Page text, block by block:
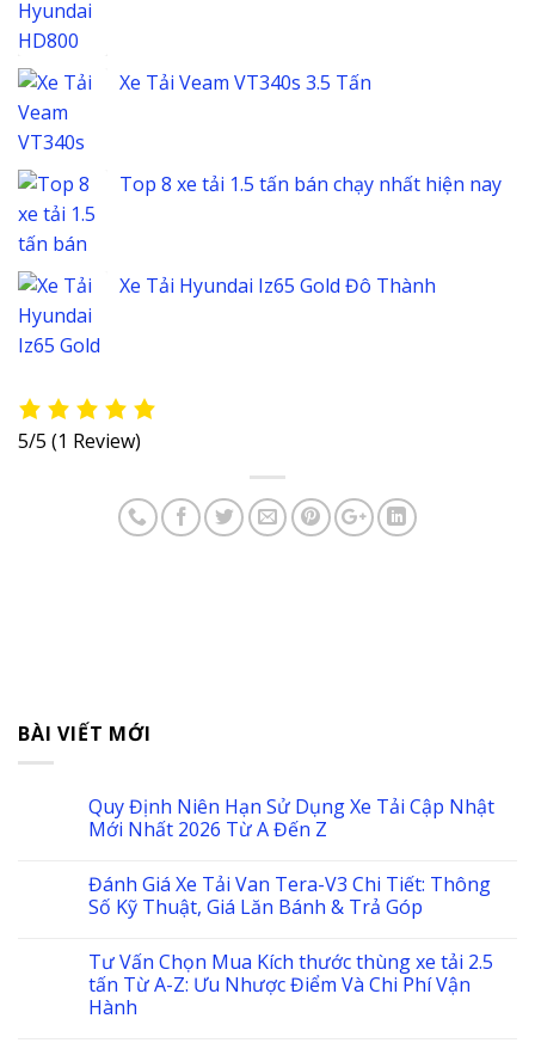
Xe Tải Veam VT340s 3.5 Tấn
Top 8 xe tải 1.5 tấn bán chạy nhất hiện nay
Xe Tải Hyundai Iz65 Gold Đô Thành
5/5 (1 Review)
BÀI VIẾT MỚI
Quy Định Niên Hạn Sử Dụng Xe Tải Cập Nhật
Mới Nhất 2026 Từ A Đến Z
Đánh Giá Xe Tải Van Tera-V3 Chi Tiết: Thông
Số Kỹ Thuật, Giá Lăn Bánh & Trả Góp
Tư Vấn Chọn Mua Kích thước thùng xe tải 2.5
tấn Từ A-Z: Ưu Nhược Điểm Và Chi Phí Vận
Hành